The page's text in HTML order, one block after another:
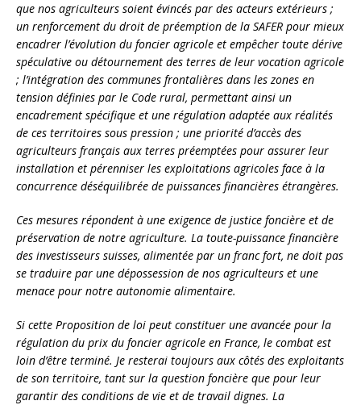
que nos agriculteurs soient évincés par des acteurs extérieurs ;
un renforcement du droit de préemption de la SAFER pour mieux
encadrer l’évolution du foncier agricole et empêcher toute dérive
spéculative ou détournement des terres de leur vocation agricole
; l’intégration des communes frontalières dans les zones en
tension définies par le Code rural, permettant ainsi un
encadrement spécifique et une régulation adaptée aux réalités
de ces territoires sous pression ; une priorité d’accès des
agriculteurs français aux terres préemptées pour assurer leur
installation et pérenniser les exploitations agricoles face à la
concurrence déséquilibrée de puissances financières étrangères.
Ces mesures répondent à une exigence de justice foncière et de
préservation de notre agriculture. La toute-puissance financière
des investisseurs suisses, alimentée par un franc fort, ne doit pas
se traduire par une dépossession de nos agriculteurs et une
menace pour notre autonomie alimentaire.
Si cette Proposition de loi peut constituer une avancée pour la
régulation du prix du foncier agricole en France, le combat est
loin d’être terminé. Je resterai toujours aux côtés des exploitants
de son territoire, tant sur la question foncière que pour leur
garantir des conditions de vie et de travail dignes. La